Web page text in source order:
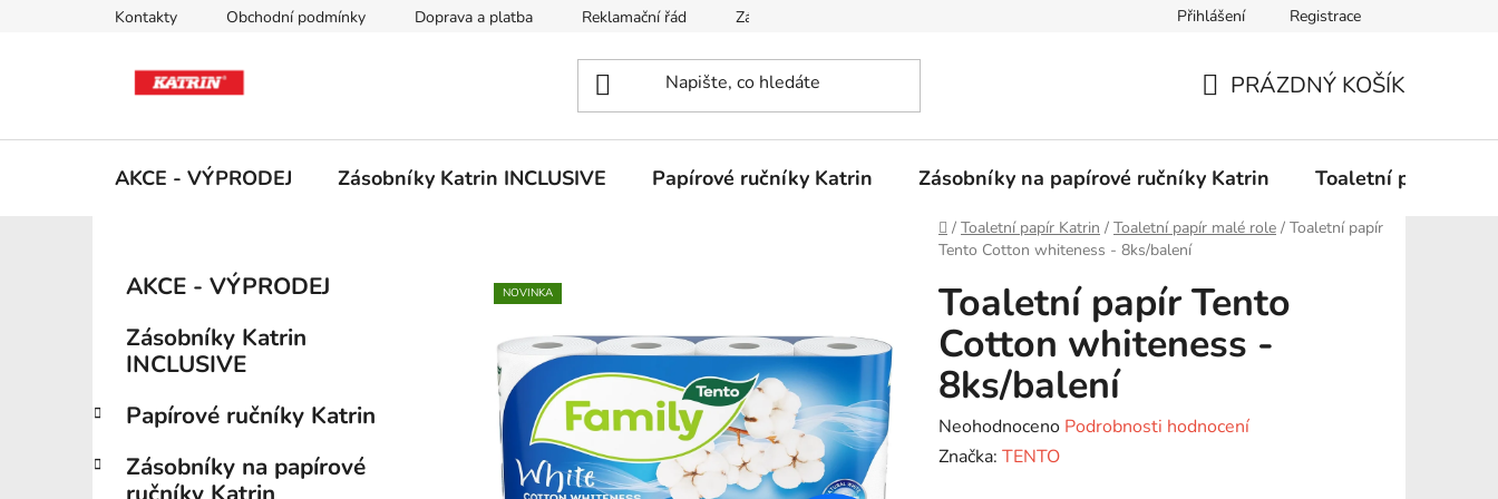
Kontakty Obchodní podmínky Doprava a platba Reklamační řád Zásady používání souborů cookies Podmínky ochrany osobních údajů
Přihlášení Registrace
KOŠÍK
PRÁZDNÝ KOŠÍK
AKCE - VÝPRODEJ Zásobníky Katrin INCLUSIVE Papírové ručníky Katrin Zásobníky na papírové ručníky Katrin Toaletní papír
Domů
/ Toaletní papír Katrin / Toaletní papír malé role / Toaletní papír
Tento Cotton whiteness - 8ks/balení
a
n
Přeskočit
kategorie
r
e
AKCE - VÝPRODEJ
Zásobníky Katrin
INCLUSIVE
Papírové ručníky Katrin
Zásobníky na papírové
Toaletní papír Tento
Cotton whiteness -
8ks/balení
Průměrné
hodnocení
Neohodnoceno Podrobnosti hodnocení
Značka: TENTO
NOVINKA